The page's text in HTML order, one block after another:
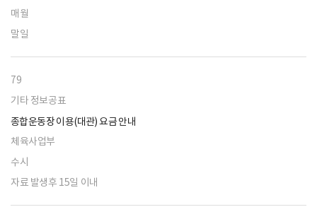
매월
말일
79
기타 정보공표
종합운동장 이용(대관) 요금 안내
체육사업부
수시
자료 발생후 15일 이내